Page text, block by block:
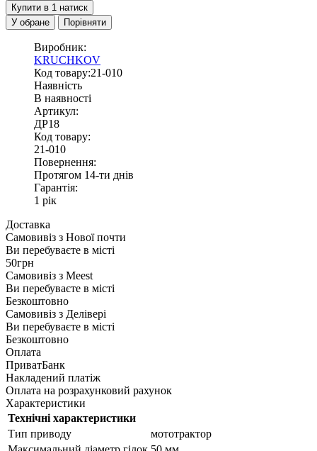
Купити в 1 натиск
У обране
Порівняти
Виробник:
KRUCHKOV
Код товару:21-010
Наявність
В наявності
Артикул:
ДР18
Код товару:
21-010
Повернення:
Протягом 14-ти днів
Гарантія:
1 рік
Доставка
Самовивіз з Нової почти
Ви перебуваєте в місті
50грн
Самовивіз з Meest
Ви перебуваєте в місті
Безкоштовно
Самовивіз з Делівері
Ви перебуваєте в місті
Безкоштовно
Оплата
ПриватБанк
Накладений платіж
Оплата на розрахунковий рахунок
Характеристики
Технічні характеристики
Тип приводу
мототрактор